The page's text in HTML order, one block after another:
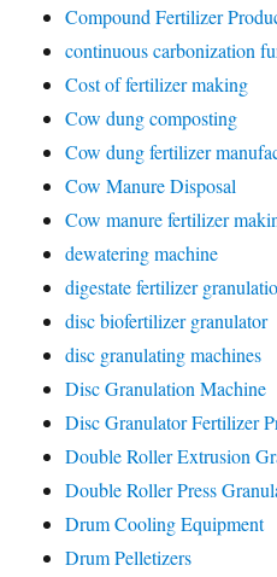
Compound Fertilizer
continuous carbonization
Cost of fertilizer making
Cow dung composting
Cow dung fertilizer
Cow Manure Disposal
Cow manure fertilizer
dewatering machine
digestate fertilizer
disc biofertilizer granulator
disc granulating machines
Disc Granulation Machine
Disc Granulator Fertilizer
Double Roller Extrusion
Double Roller Press
Drum Cooling Equipment
Drum Pelletizers